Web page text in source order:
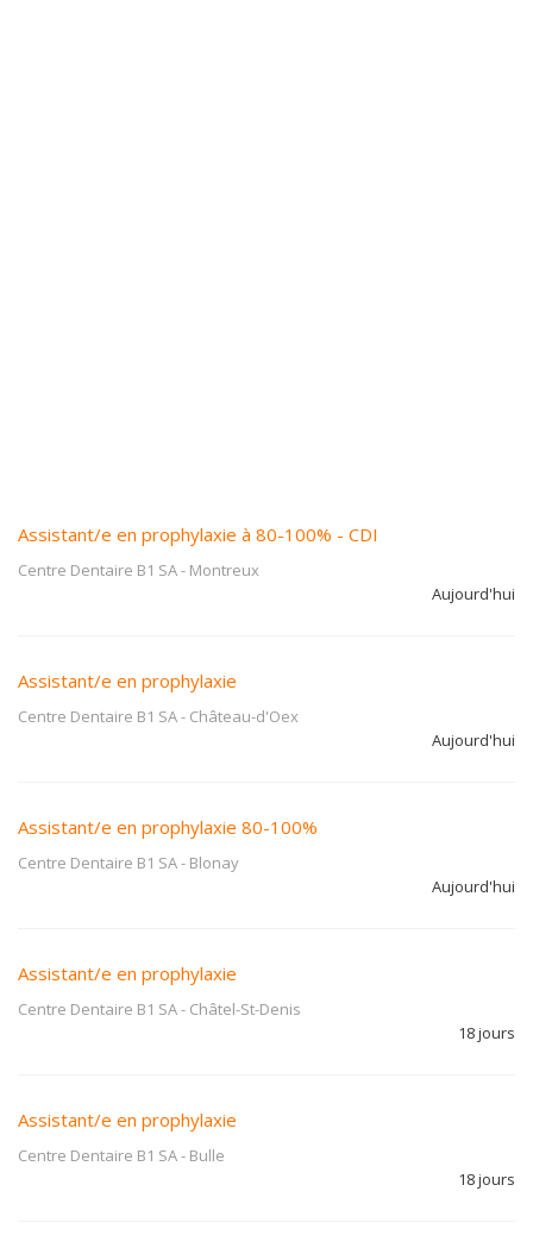
Assistant/e en prophylaxie à 80-100% - CDI
Centre Dentaire B1 SA- Montreux
Aujourd'hui
Assistant/e en prophylaxie
Centre Dentaire B1 SA- Château-d'Oex
Aujourd'hui
Assistant/e en prophylaxie 80-100%
Centre Dentaire B1 SA- Blonay
Aujourd'hui
Assistant/e en prophylaxie
Centre Dentaire B1 SA- Châtel-St-Denis
18 jours
Assistant/e en prophylaxie
Centre Dentaire B1 SA- Bulle
18 jours